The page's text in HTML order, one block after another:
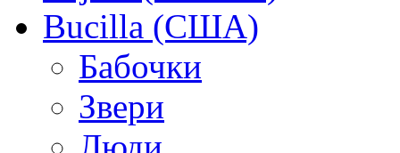
Bucilla (США)
Бабочки
Звери